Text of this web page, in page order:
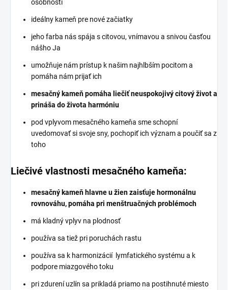
osobnosti
ideálny kameň pre nové začiatky
jeho farba nás spája s citovou, vnímavou a snivou časťou
nášho Ja
umožňuje nám prístup k našim najhlbším pocitom a
pomáha nám prijať ich
mesačný kameň pomáha liečiť neuspokojivý citový život a
prináša do života harmóniu
pod vplyvom mesačného kameňa sme schopní
uvedomovať si svoje sny, pochopiť ich význam a poučiť sa z
toho
Liečivé vlastnosti mesačného kameňa:
mesačný kameň hlavne u žien zaisťuje hormonálnu
rovnováhu, pomáha pri menštruačných problémoch
má kladný vplyv na plodnosť
používa sa tiež pri poruchách rastu
používa sa k harmonizácií lymfatického systému a k
podpore miazgového toku
pri zdurení uzlín sa prikladá priamo na postihnuté miesto